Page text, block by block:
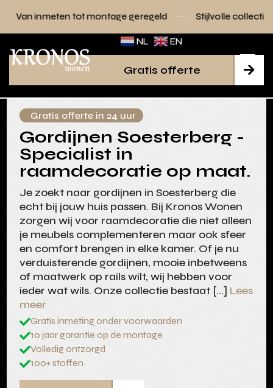
tot montage geregeld Stijlvolle collecties voor elk
NL EN

Gratis offerte
Gratis offerte in 24 uur
Gordijnen Soesterberg -
Specialist in
raamdecoratie op maat.
Je zoekt naar gordijnen in Soesterberg die
echt bij jouw huis passen. Bij Kronos Wonen
zorgen wij voor raamdecoratie die niet alleen
je meubels complementeren maar ook sfeer
en comfort brengen in elke kamer. Of je nu
verduisterende gordijnen, mooie inbetweens
of maatwerk op rails wilt, wij hebben voor
ieder wat wils. Onze collectie bestaat […] Lees
meer
Gratis inmeting onder voorwaarden
10 jaar garantie op de montage
Volledig ontzorgd
100+ stoffen